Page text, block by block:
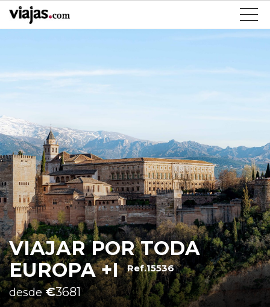
VIAJAR POR TODA
EUROPA +I Ref.15536
desde€3681